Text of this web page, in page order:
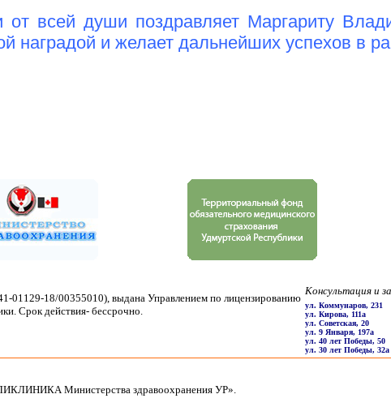
от всей души поздравляет Маргариту
наградой и желает дальнейших успехов в
01129-18/00355010), выдана Управлением по лицензированию
Срок действия- бессрочно.
Консультация и
ул. Коммунаров, 231
ул. Кирова, 111a
ул. Советская, 20
ул. 9 Января, 197a
ул. 40 лет Победы, 50
ул. 30 лет Победы, 32а
Министерства здравоохранения УР».